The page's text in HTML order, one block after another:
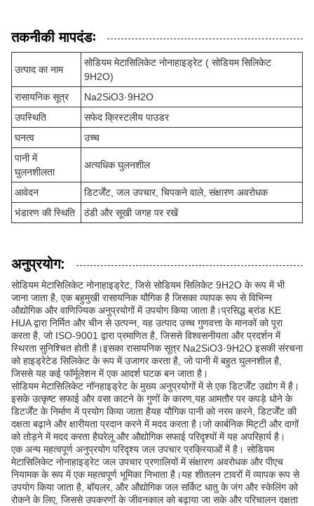
तकनीकी मापदंडः
उत्पाद का नाम
सोडियम मेटासिलिकेट नोनाहाइड्रेट ( सोडियम सिलिकेट
9H2O)
रासायनिक सूत्र
Na2SiO3·9H2O
उपस्थिति
सफेद क्रिस्टलीय पाउडर
घनत्व
उच्च
पानी में
घुलनशीलता
अत्यधिक घुलनशील
आवेदन
डिटर्जेंट, जल उपचार, चिपकने वाले, संक्षारण अवरोधक
भंडारण की स्थिति
ठंडी और सूखी जगह पर रखें
अनुप्रयोग:
सोडियम मेटासिलिकेट नोनाहाइड्रेट, जिसे सोडियम सिलिकेट 9H2O के रूप में भी
जाना जाता है, एक बहुमुखी रासायनिक यौगिक है जिसका व्यापक रूप से विभिन्न
औद्योगिक और वाणिज्यिक अनुप्रयोगों में उपयोग किया जाता है।प्रसिद्ध ब्रांड KE
HUA द्वारा निर्मित और चीन से उत्पन्न, यह उत्पाद उच्च गुणवत्ता के मानकों को पूरा
करता है, जो ISO-9001 द्वारा प्रमाणित है, जिससे विश्वसनीयता और प्रदर्शन में
स्थिरता सुनिश्चित होती है।इसका रासायनिक सूत्र Na2SiO3·9H2O इसकी संरचना
को हाइड्रेटेड सिलिकेट के रूप में उजागर करता है, जो पानी में बहुत घुलनशील है,
जिससे यह कई फॉर्मूलेशन में एक आदर्श घटक बन जाता है।
सोडियम मेटासिलिकेट नॉनहाइड्रेट के मुख्य अनुप्रयोगों में से एक डिटर्जेंट उद्योग में है।
इसके उत्कृष्ट सफाई और वसा काटने के गुणों के कारण,यह आमतौर पर कपड़े धोने के
डिटर्जेंट के निर्माण में प्रयोग किया जाता हैयह यौगिक पानी को नरम करने, डिटर्जेंट की
दक्षता बढ़ाने और क्षारीयता प्रदान करने में मदद करता है।जो कार्बनिक मिट्टी और दागों
को तोड़ने में मदद करता हैघरेलू और औद्योगिक सफाई परिदृश्यों में यह अपरिहार्य है।
एक अन्य महत्वपूर्ण अनुप्रयोग परिदृश्य जल उपचार प्रक्रियाओं में है। सोडियम
मेटासिलिकेट नोनाहाइड्रेट जल उपचार प्रणालियों में संक्षारण अवरोधक और पीएच
नियामक के रूप में एक महत्वपूर्ण भूमिका निभाता है।यह शीतलन टावरों में व्यापक रूप से
उपयोग किया जाता है, बॉयलर, और औद्योगिक जल सर्किट धातु के जंग और स्केलिंग को
रोकने के लिए, जिससे उपकरणों के जीवनकाल को बढ़ाया जा सके और परिचालन दक्षता